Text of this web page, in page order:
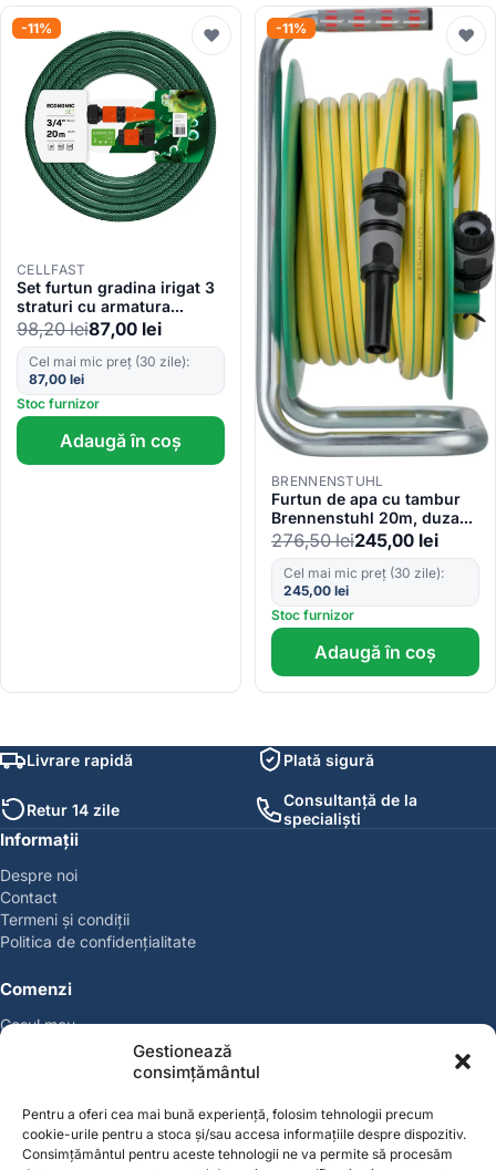
Gestionează
consimțământul
Pentru a oferi cea mai bună experiență, folosim tehnologii precum
cookie-urile pentru a stoca și/sau accesa informațiile despre dispozitiv.
Consimțământul pentru aceste tehnologii ne va permite să procesăm
-11% ♥
CELLFAST
Set furtun gradina irigat 3
straturi cu armatura
ECONOMIC Cellfast ,3 4
20m, stropitor, conector
98,20lei87,00 lei
Cel mai mic preț (30 zile):
87,00 lei
Stoc furnizor
Adaugă în coș
-11% ♥
BRENNENSTUHL
Furtun de apa cu tambur
Brennenstuhl 20m, duza
de pulverizare, opritor de
apa, furtun gradina 1 2
276,50lei245,00 lei
Cel mai mic preț (30 zile):
245,00 lei
Stoc furnizor
Adaugă în coș
Livrare rapidă Plată sigură
Retur 14 zile
Consultanță de la
specialiști
Informații
Despre noi
Contact
Termeni și condiții
Politica de confidențialitate
Comenzi
Coșul meu
Cont